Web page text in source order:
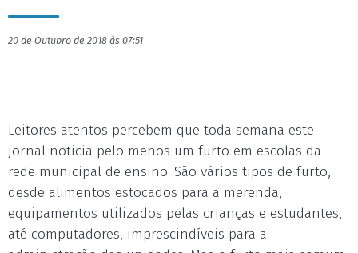
20 de Outubro de 2018 às 07:51
Leitores atentos percebem que toda semana este
jornal noticia pelo menos um furto em escolas da
rede municipal de ensino. São vários tipos de furto,
desde alimentos estocados para a merenda,
equipamentos utilizados pelas crianças e estudantes,
até computadores, imprescindíveis para a